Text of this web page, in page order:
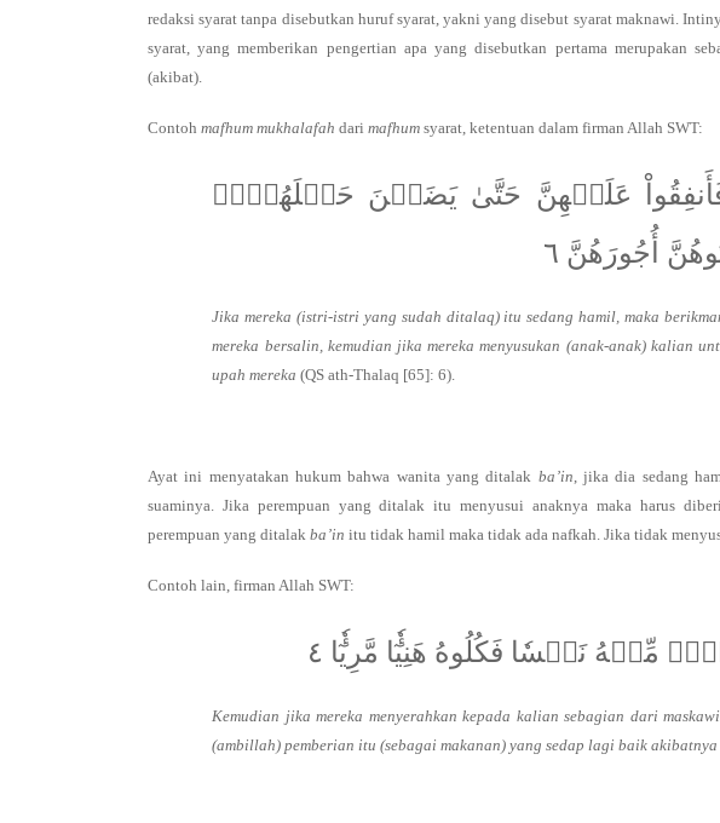
redaksi syarat tanpa disebutkan huruf syarat, yakni yang disebut syarat maknawi.
syarat, yang memberikan pengertian apa yang disebutkan pertama merupakan
(akibat).
Contoh mafhum mukhalafah dari mafhum syarat, ketentuan dalam firman Allah SWT:
عَلَيۡهِنَّ حَتَّىٰ يَضَعۡنَ حَمۡلَهُنَّۚ
أُجُورَهُنَّ ٦
Jika mereka (istri-istri yang sudah ditalaq) itu sedang hamil, maka
mereka bersalin, kemudian jika mereka menyusukan (anak-anak) kalian
upah mereka(QS ath-Thalaq [65]: 6).
Ayat ini menyatakan hukum bahwa wanita yang ditalak ba’in, jika dia sedang
suaminya. Jika perempuan yang ditalak itu menyusui anaknya maka harus
perempuan yang ditalak ba’in itu tidak hamil maka tidak ada nafkah. Jika tidak
Contoh lain, firman Allah SWT:
نَفۡسٗا فَكُلُوهُ هَنِيٓ‍ٔٗا مَّرِيٓ‍ٔٗا ٤
Kemudian jika mereka menyerahkan kepada kalian sebagian dari
(ambillah) pemberian itu (sebagai makanan) yang sedap lagi baik